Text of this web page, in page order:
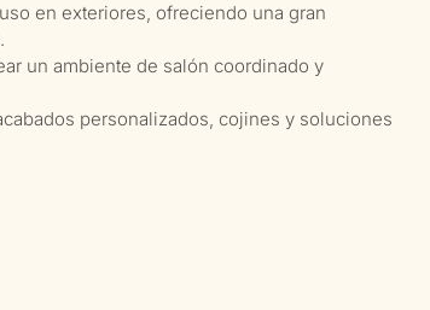
en exteriores, ofreciendo una gran
un ambiente de salón coordinado y
personalizados, cojines y soluciones